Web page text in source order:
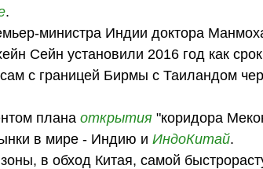
.
министра Индии доктора
Сейн установили 2016 год как
с границей Бирмы с Таиландом
планаоткрытия "коридора
в мире - Индию иИндоКитай.
в обход Китая, самой